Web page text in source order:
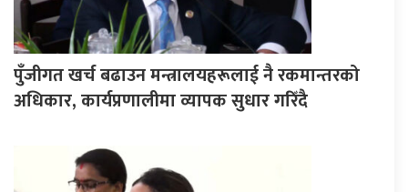
पुँजीगत खर्च बढाउन मन्त्रालयहरूलाई नै रकमान्तरको
अधिकार, कार्यप्रणालीमा व्यापक सुधार गरिँदै